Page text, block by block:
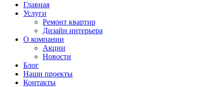
Главная
Услуги
Ремонт квартир
Дизайн интерьера
О компании
Акции
Новости
Блог
Наши проекты
Контакты